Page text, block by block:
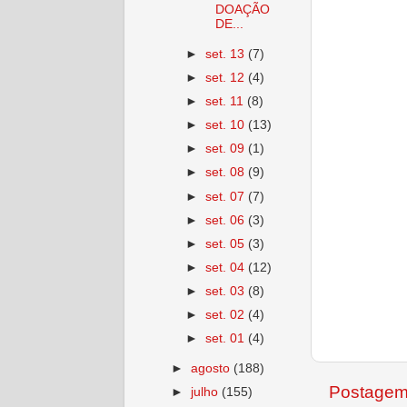
DOAÇÃO
DE...
►set. 13 (7)
►set. 12 (4)
►set. 11 (8)
►set. 10 (13)
►set. 09 (1)
►set. 08 (9)
►set. 07 (7)
►set. 06 (3)
►set. 05 (3)
►set. 04 (12)
►set. 03 (8)
►set. 02 (4)
►set. 01 (4)
►agosto (188)
► julho (155)